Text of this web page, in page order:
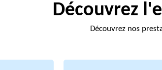
Découvrez
Découvrez nos